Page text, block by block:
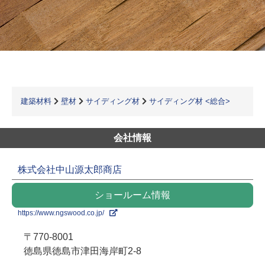
建築材料 壁材 サイディング材 サイディング材 <総合>
会社情報
株式会社中山源太郎商店
ショールーム情報
https://www.ngswood.co.jp/
〒770-8001
徳島県徳島市津田海岸町2-8